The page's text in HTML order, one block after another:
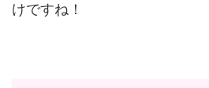
けですね！